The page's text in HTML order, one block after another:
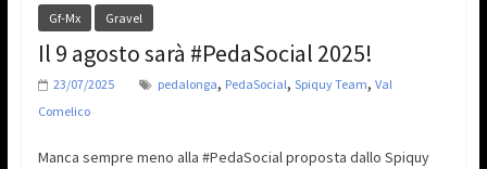
Gf-Mx Gravel
Il 9 agosto sarà #PedaSocial 2025!
23/07/2025 pedalonga, PedaSocial, Spiquy Team, Val
Comelico
Manca sempre meno alla #PedaSocial proposta dallo Spiquy